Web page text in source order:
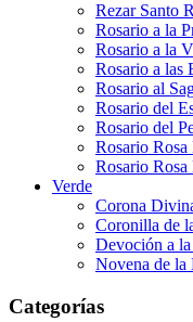
Rezar Santo
Rosario a la
Rosario a la
Rosario a las
Rosario al
Rosario del
Rosario del
Rosario
Rosario
Verde
Corona
Coronilla de
Devoción a
Novena de
Categorías